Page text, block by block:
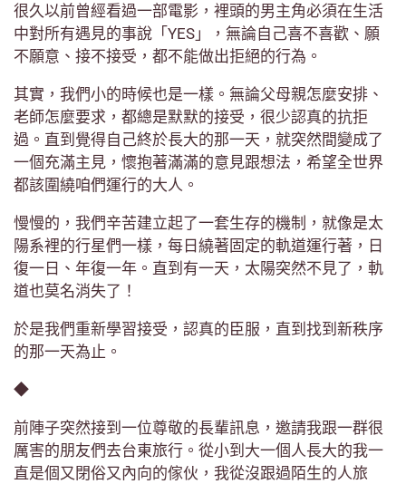
很久以前曾經看過一部電影，裡頭的男主角必須在生活
中對所有遇見的事說「YES」，無論自己喜不喜歡、願
不願意、接不接受，都不能做出拒絕的行為。
其實，我們小的時候也是一樣。無論父母親怎麼安排、
老師怎麼要求，都總是默默的接受，很少認真的抗拒
過。直到覺得自己終於長大的那一天，就突然間變成了
一個充滿主見，懷抱著滿滿的意見跟想法，希望全世界
都該圍繞咱們運行的大人。
慢慢的，我們辛苦建立起了一套生存的機制，就像是太
陽系裡的行星們一樣，每日繞著固定的軌道運行著，日
復一日、年復一年。直到有一天，太陽突然不見了，軌
道也莫名消失了！
於是我們重新學習接受，認真的臣服，直到找到新秩序
的那一天為止。
◆
前陣子突然接到一位尊敬的長輩訊息，邀請我跟一群很
厲害的朋友們去台東旅行。從小到大一個人長大的我一
直是個又閉俗又內向的傢伙，我從沒跟過陌生的人旅